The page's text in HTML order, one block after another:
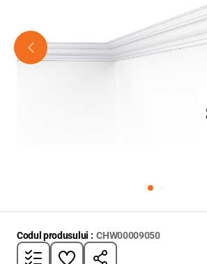
Codul produsului : CHW00009050